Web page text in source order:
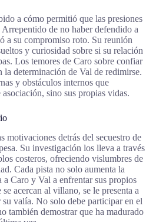
a cómo permitió que las presiones
de no haber defendido a
a su compromiso roto. Su reunión
y curiosidad sobre si su relación
Los temores de Caro sobre confiar
la determinación de Val de redimirse.
y obstáculos internos que
sino sus propias vidas.
motivaciones detrás del secuestro de
Su investigación los lleva a través
costeros, ofreciendo vislumbres de
Cada pista no solo aumenta la
Caro y Val a enfrentar sus propios
acercan al villano, se le presenta a
valía. No solo debe participar en el
también demostrar que ha madurado